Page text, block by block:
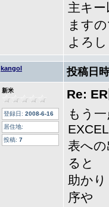
主キ
ます
よろ
kangol 投稿日
新米
登録日: 2008-6-16
居住地:
投稿: 7
Re:
もう
EXCEL
表へ
ると
助か
序や